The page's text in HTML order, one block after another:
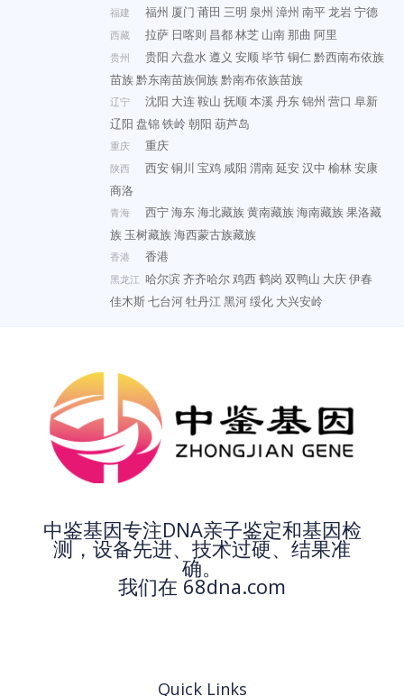
福建 福州 厦门 莆田 三明 泉州 漳州 南平龙岩宁德
西藏 拉萨 日喀则 昌都林芝 山南那曲 阿里
贵州 贵阳 六盘水遵义 安顺毕节铜仁黔西南布依族
苗族黔东南苗族侗族黔南布依族苗族
辽宁 沈阳 大连鞍山 抚顺本溪丹东锦州 营口 阜新
辽阳 盘锦铁岭朝阳 葫芦岛
重庆 重庆
陕西 西安铜川 宝鸡 咸阳 渭南延安汉中 榆林安康
商洛
青海 西宁海东海北藏族黄南藏族海南藏族果洛藏
族 玉树藏族海西蒙古族藏族
香港 香港
黑龙江 哈尔滨齐齐哈尔鸡西鹤岗 双鸭山 大庆伊春
佳木斯七台河牡丹江黑河绥化 大兴安岭
中鉴基因专注DNA亲子鉴定和基因检
测，设备先进、技术过硬、结果准
确。
我们在 68dna.com
Quick Links